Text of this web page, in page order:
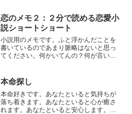
恋のメモ２：２分で読める恋愛小
説ショートショート
小説用のメモです。ふと浮かんだことを
書いているのであまり脈略はないと思っ
てください。何かいてんの？何が言いた
になさらず。hanabiさっきまでふたりで
過ごしていた。今は...
本命探し
本命好きです。あなたといると気持ちが
落ち着きます。あなたといると心が癒さ
れます。あなたといると安心します。あ